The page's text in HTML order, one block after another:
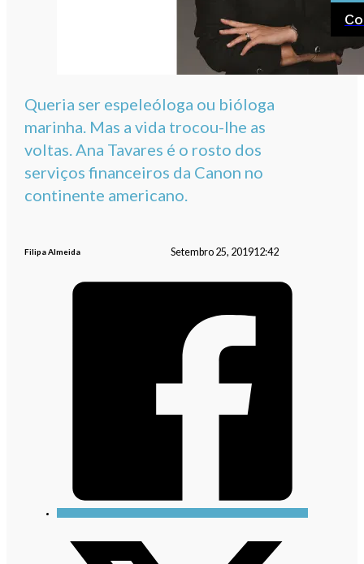
Queria ser espeleóloga ou bióloga
marinha. Mas a vida trocou-lhe as
voltas. Ana Tavares é o rosto dos
serviços financeiros da Canon no
continente americano.
Filipa Almeida Setembro 25, 201912:42